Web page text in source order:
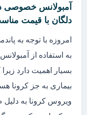
آمبولانس خصوصی
دلگان با قیمت
امروزه با توجه به
به استفاده از
بسیار اهمیت دارد
بیماری به جز کرونا
ویروس کرونا به